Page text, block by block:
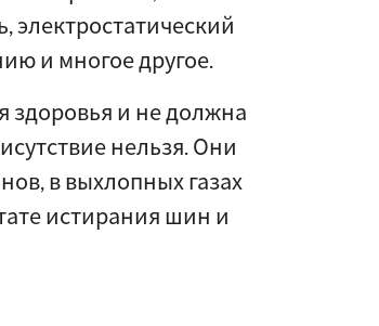
электростатический
и многое другое.
здоровья и не должна
нельзя. Они
в выхлопных газах
истирания шин и